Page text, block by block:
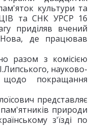
культури та
та СНК УРСР 16
приділяв вчений
Нова, де працював
разом з комісією
науково-
щодо покращання
представляє
природи
з'їзді по